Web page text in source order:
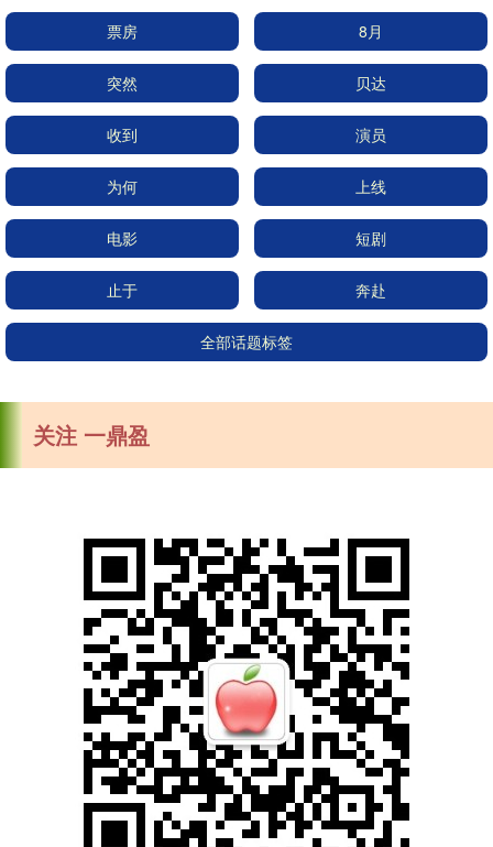
票房 8月
突然 贝达
收到 演员
为何 上线
电影 短剧
止于 奔赴
全部话题标签
关注 一鼎盈